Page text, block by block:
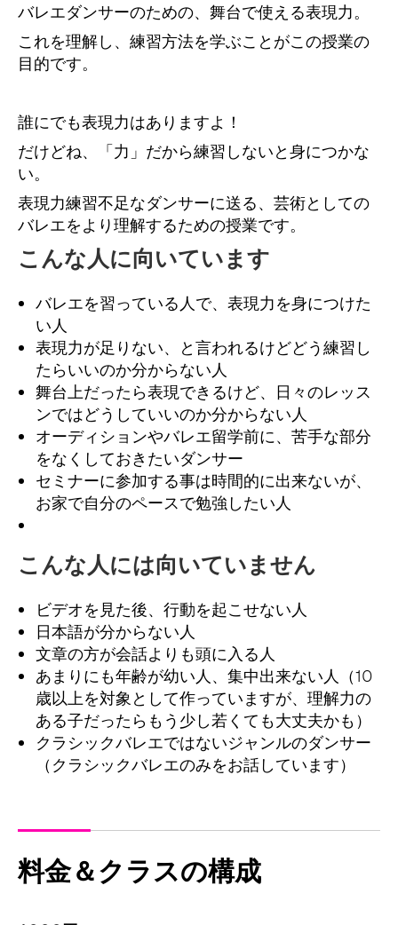
バレエダンサーのための、舞台で使える表現力。
これを理解し、練習方法を学ぶことがこの授業の
目的です。
誰にでも表現力はありますよ！
だけどね、「力」だから練習しないと身につかな
い。
表現力練習不足なダンサーに送る、芸術としての
バレエをより理解するための授業です。
こんな人に向いています
バレエを習っている人で、表現力を身につけた
い人
表現力が足りない、と言われるけどどう練習し
たらいいのか分からない人
舞台上だったら表現できるけど、日々のレッス
ンではどうしていいのか分からない人
オーディションやバレエ留学前に、苦手な部分
をなくしておきたいダンサー
セミナーに参加する事は時間的に出来ないが、
お家で自分のペースで勉強したい人
こんな人には向いていません
ビデオを見た後、行動を起こせない人
日本語が分からない人
文章の方が会話よりも頭に入る人
あまりにも年齢が幼い人、集中出来ない人（10
歳以上を対象として作っていますが、理解力の
ある子だったらもう少し若くても大丈夫かも）
クラシックバレエではないジャンルのダンサー
（クラシックバレエのみをお話しています）
料金＆クラスの構成